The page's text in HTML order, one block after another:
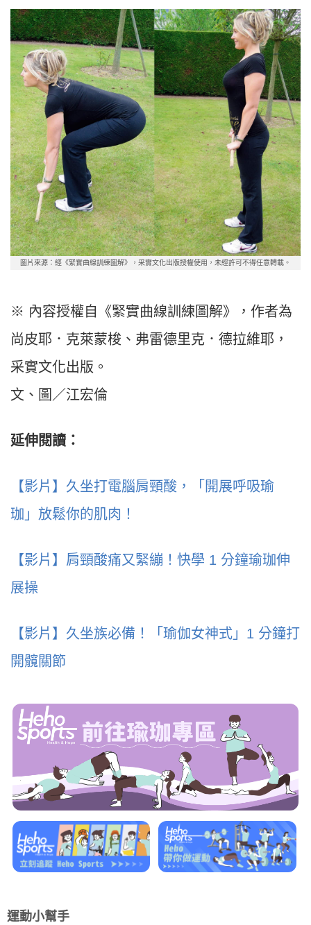
圖片來源：經《緊實曲線訓練圖解》，采實文化出版授權使用，未經許可不得任意轉載。
※ 內容授權自《緊實曲線訓練圖解》，作者為
尚皮耶．克萊蒙梭、弗雷德里克．德拉維耶，
采實文化出版。
文、圖／江宏倫
延伸閱讀：
【影片】久坐打電腦肩頸酸，「開展呼吸瑜
珈」放鬆你的肌肉！
【影片】肩頸酸痛又緊繃！快學 1 分鐘瑜珈伸
展操
【影片】久坐族必備！「瑜伽女神式」1 分鐘打
開髖關節
運動小幫手